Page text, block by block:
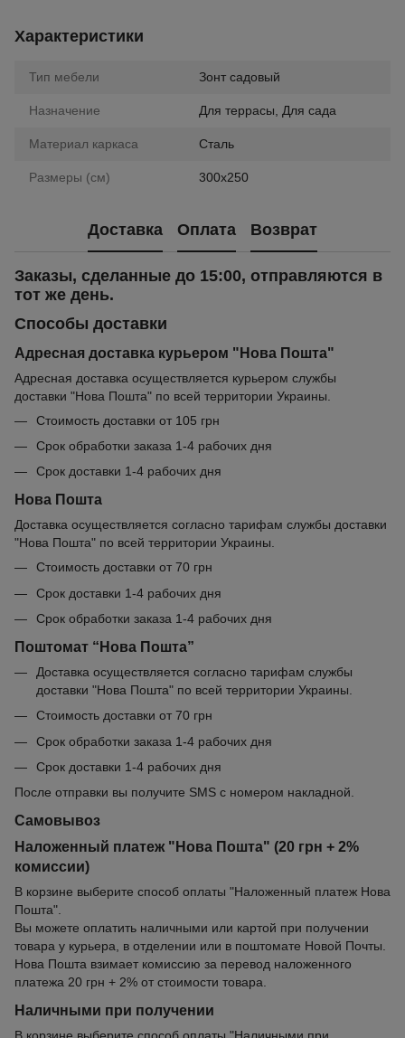
Характеристики
Тип мебели Зонт садовый
Назначение Для террасы, Для сада
Материал каркаса Сталь
Размеры (см) 300х250
Доставка Оплата Возврат
Заказы, сделанные до 15:00, отправляются в
тот же день.
Способы доставки
Адресная доставка курьером "Нова Пошта"
Адресная доставка осуществляется курьером службы
доставки "Нова Пошта" по всей территории Украины.
Стоимость доставки от 105 грн
Срок обработки заказа 1-4 рабочих дня
Срок доставки 1-4 рабочих дня
Нова Пошта
Доставка осуществляется согласно тарифам службы доставки
"Нова Пошта" по всей территории Украины.
Стоимость доставки от 70 грн
Срок доставки 1-4 рабочих дня
Срок обработки заказа 1-4 рабочих дня
Поштомат “Нова Пошта”
Доставка осуществляется согласно тарифам службы
доставки "Нова Пошта" по всей территории Украины.
Стоимость доставки от 70 грн
Срок обработки заказа 1-4 рабочих дня
Срок доставки 1-4 рабочих дня
После отправки вы получите SMS с номером накладной.
Самовывоз
Наложенный платеж "Нова Пошта" (20 грн + 2%
комиссии)
В корзине выберите способ оплаты "Наложенный платеж Нова
Пошта".
Вы можете оплатить наличными или картой при получении
товара у курьера, в отделении или в поштомате Новой Почты.
Нова Пошта взимает комиссию за перевод наложенного
платежа 20 грн + 2% от стоимости товара.
Наличными при получении